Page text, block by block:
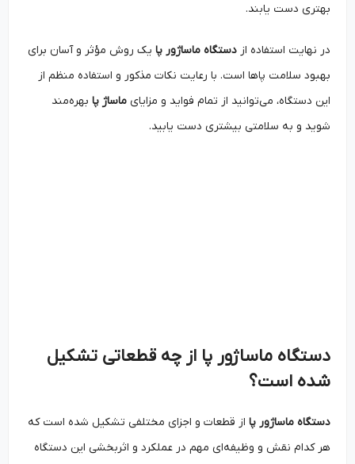
بهتری دست یابند.
در نهایت استفاده ازدستگاه ماساژور پایک روش مؤثر و آسان برای
بهبود سلامت پاها است. با رعایت نکات مذکور و استفاده منظم از
این دستگاه، می‌توانید از تمام فواید و مزایایماساژ پابهره‌مند
شوید و به سلامتی بیشتری دست یابید.
دستگاه ماساژور پا از چه قطعاتی تشکیل
شده است؟
دستگاه ماساژور پااز قطعات و اجزای مختلفی تشکیل شده است که
هر کدام نقش و وظیفه‌ای مهم در عملکرد و اثربخشی این دستگاه